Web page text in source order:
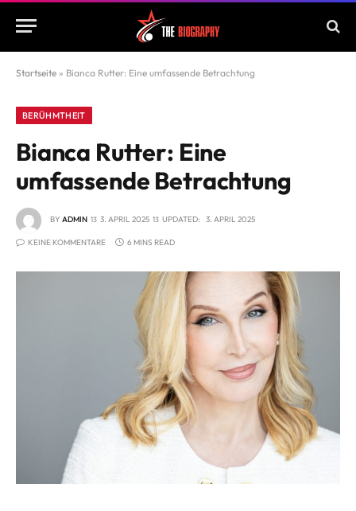
Startseite » Bianca Rutter: Eine umfassende Betrachtung
BERÜHMTHEIT
Bianca Rutter: Eine
umfassende Betrachtung
BY ADMIN 3. APRIL 2025 UPDATED: 3. APRIL 2025
KEINE KOMMENTARE 6 MINS READ